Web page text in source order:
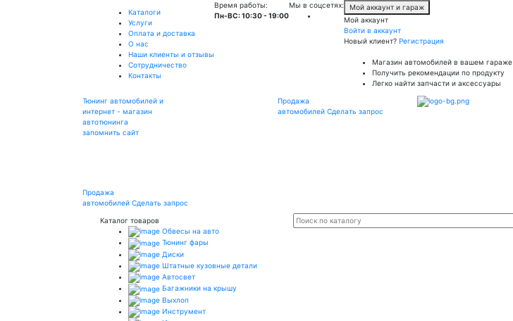
Каталоги
Услуги
Оплата и доставка
О нас
Наши клиенты и отзывы
Сотрудничество
Контакты
Время работы:
Пн-ВС: 10:30 - 19:00
Мы в соцсетях:
Мой аккаунт и гараж
Мой аккаунт
Войти в аккаунт
Новый клиент? Регистрация
Магазин автомобилей в вашем гараже
Получить рекомендации по продукту
Легко найти запчасти и аксессуары
Тюнинг автомобилей и
интернет - магазин
автотюнинга
запомнить сайт
Продажа
автомобилейСделать запрос
Продажа
автомобилей Сделать запрос
Каталог товаров
Обвесы на авто
Тюнинг фары
Диски
Штатные кузовные детали
Автосвет
Багажники на крышу
Выхлоп
Инструмент